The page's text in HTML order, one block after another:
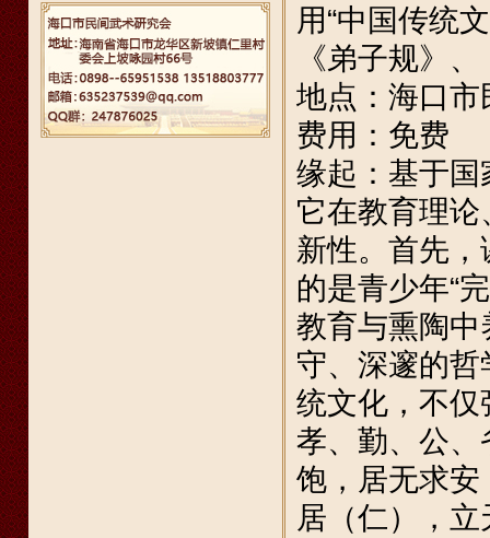
用“中国传统
《弟子规》
地点：海口
费用：免费
缘起：基于国
它在教育理
新性。首先，
的是青少年“
教育与熏陶中
守、深邃的哲
统文化，不仅
孝、勤、公、
饱，居无求安
居（仁），